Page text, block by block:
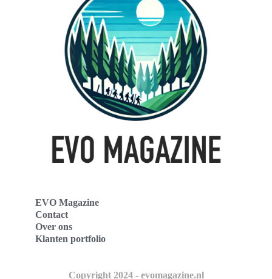
EVO Magazine
Contact
Over ons
Klanten portfolio
Copyright 2024 - evomagazine.nl